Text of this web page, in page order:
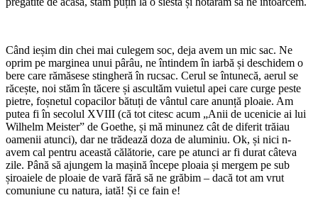
Când ieșim din chei mai culegem soc, deja avem un mic sac. Ne
oprim pe marginea unui pârâu, ne întindem în iarbă și deschidem o
bere care rămăsese stingheră în rucsac. Cerul se întunecă, aerul se
răcește, noi stăm în tăcere și ascultăm vuietul apei care curge peste
pietre, foșnetul copacilor bătuți de vântul care anunță ploaie. Am
putea fi în secolul XVIII (că tot citesc acum „Anii de ucenicie ai lui
Wilhelm Meister” de Goethe, și mă minunez cât de diferit trăiau
oamenii atunci), dar ne trădează doza de aluminiu. Ok, și nici n-
avem cal pentru această călătorie, care pe atunci ar fi durat câteva
zile. Până să ajungem la mașină începe ploaia și mergem pe sub
șiroaiele de ploaie de vară fără să ne grăbim – dacă tot am vrut
comuniune cu natura, iată! Și ce fain e!